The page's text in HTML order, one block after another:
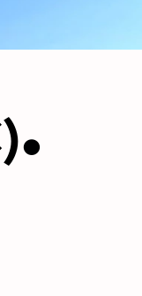
.